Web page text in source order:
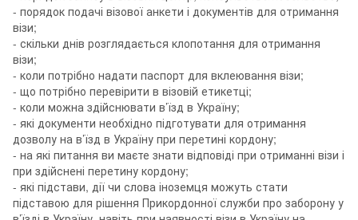
- порядок подачі візової анкети і документів для отримання
візи;
- скільки днів розглядається клопотання для отримання
візи;
- коли потрібно надати паспорт для вклеювання візи;
- що потрібно перевірити в візовій етикетці;
- коли можна здійснювати в’їзд в Україну;
- які документи необхідно підготувати для отримання
дозволу на в’їзд в Україну при перетині кордону;
- на які питання ви маєте знати відповіді при отриманні візи і
при здійснені перетину кордону;
- які підстави, дії чи слова іноземця можуть стати
підставою для рішення Прикордонної служби про заборону у